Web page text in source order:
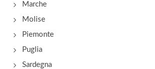
Marche
Molise
Piemonte
Puglia
Sardegna